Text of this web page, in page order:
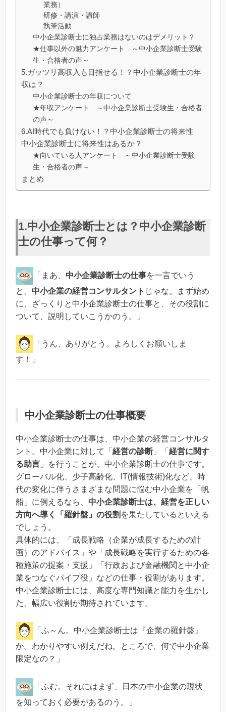
業務）
研修・講演・講師
執筆活動
中小企業診断士に独占業務はないのはデメリット？
★仕事以外の魅力アンケート ～中小企業診断士受験
生・合格者の声～
5.ガッツリ高収入も目指せる！？中小企業診断士の年
収は？
中小企業診断士の年収について
★年収アンケート ～中小企業診断士受験生・合格者
の声～
6.AI時代でも負けない！？中小企業診断士の将来性
中小企業診断士に将来性はあるか？
★向いている人アンケート ～中小企業診断士受験
生・合格者の声～
まとめ
1.中小企業診断士とは？中小企業診断
士の仕事って何？
「まあ、 中小企業診断士の仕事を一言でいう
と、 中小企業の経営コンサルタント じゃな。まず始め
に、ざっくりと中小企業診断士の仕事と、その役割に
ついて、説明していこうかのう。」
「うん、ありがとう。よろしくお願いしま
す！」
中小企業診断士の仕事概要
中小企業診断士の仕事は、中小企業の経営コンサルタ
ント。中小企業に対して「 経営の診断 」「 経営に関す
る助言 」を行うことが、中小企業診断士の仕事です。
グローバル化、少子高齢化、IT(情報技術)化など、時
代の変化に伴うさまざまな問題に悩む中小企業を「帆
船」に例えるなら、 中小企業診断士は、経営を正しい
方向へ導く「羅針盤」の役割 を果たしているといえる
でしょう。
具体的には、「成長戦略（企業が成長するための計
画）のアドバイス」や「成長戦略を実行するための各
種施策の提案・支援」「行政および金融機関と中小企
業をつなぐパイプ役」などの仕事・役割があります。
中小企業診断士には、高度な専門知識と能力を生かし
た、幅広い役割が期待されています。
「ふ～ん。中小企業診断士は『企業の羅針盤』
か。わかりやすい例えだね。ところで、何で中小企業
限定なの？」
「ふむ。それにはまず、日本の中小企業の現状
を知っておく必要があるのう。」